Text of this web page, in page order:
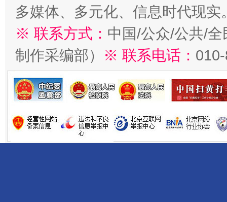
多媒体、多元化、信息时代现实
※ 联系方式： 中国/公众/公共/
制作采编部）
※ 联系电话：